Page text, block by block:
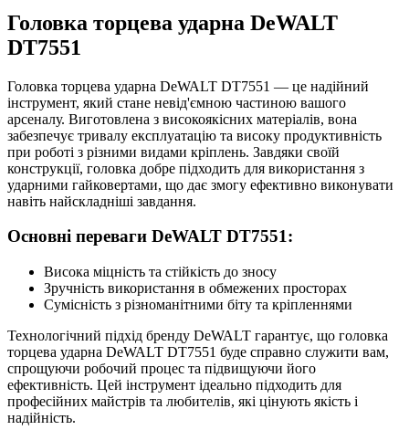
Головка торцева ударна DeWALT
DT7551
Головка торцева ударна DeWALT DT7551 — це надійний
інструмент, який стане невід'ємною частиною вашого
арсеналу. Виготовлена з високоякісних матеріалів, вона
забезпечує тривалу експлуатацію та високу продуктивність
при роботі з різними видами кріплень. Завдяки своїй
конструкції, головка добре підходить для використання з
ударними гайковертами, що дає змогу ефективно виконувати
навіть найскладніші завдання.
Основні переваги DeWALT DT7551:
Висока міцність та стійкість до зносу
Зручність використання в обмежених просторах
Сумісність з різноманітними біту та кріпленнями
Технологічний підхід бренду DeWALT гарантує, що головка
торцева ударна DeWALT DT7551 буде справно служити вам,
спрощуючи робочий процес та підвищуючи його
ефективність. Цей інструмент ідеально підходить для
професійних майстрів та любителів, які цінують якість і
надійність.